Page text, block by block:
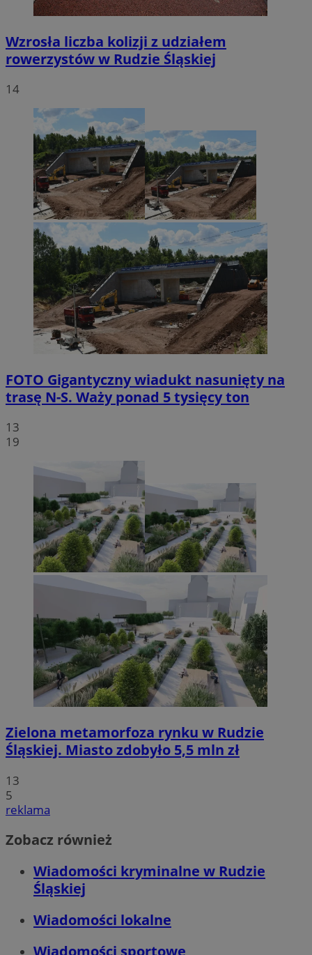
Wzrosła liczba kolizji z udziałem
rowerzystów w Rudzie Śląskiej
14
FOTO Gigantyczny wiadukt nasunięty na
trasę N-S. Waży ponad 5 tysięcy ton
13
19
Zielona metamorfoza rynku w Rudzie
Śląskiej. Miasto zdobyło 5,5 mln zł
13
5
reklama
Zobacz również
Wiadomości kryminalne w Rudzie
Śląskiej
Wiadomości lokalne
Wiadomości sportowe